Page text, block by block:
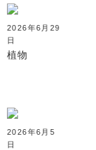
2026年6月29
日
植物
2026年6月5
日